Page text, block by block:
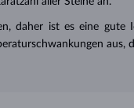
daher ist es eine gute